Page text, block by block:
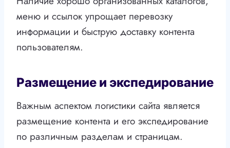
меню и ссылок упрощает перевозку
информации и быструю доставку контента
пользователям.
Размещение и экспедирование
Важным аспектом логистики сайта является
размещение контента и его экспедирование
по различным разделам и страницам.